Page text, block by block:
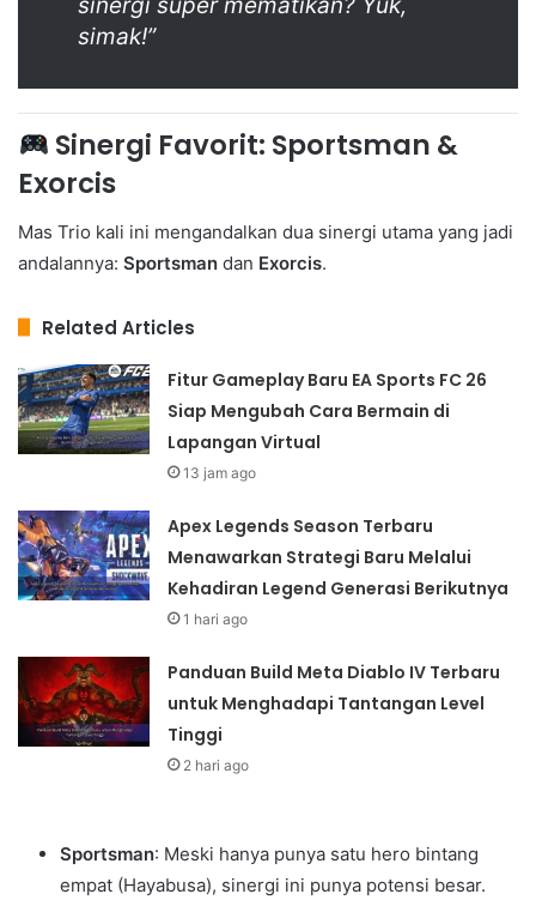
simak!”
Sinergi Favorit: Sportsman &
Exorcis
Mas Trio kali ini mengandalkan dua sinergi utama yang jadi
andalannya: Sportsman dan Exorcis.
Related Articles
Fitur Gameplay Baru EA Sports FC 26
Siap Mengubah Cara Bermain di
Lapangan Virtual
13 jam ago
Apex Legends Season Terbaru
Menawarkan Strategi Baru Melalui
Kehadiran Legend Generasi Berikutnya
1 hari ago
Panduan Build Meta Diablo IV Terbaru
untuk Menghadapi Tantangan Level
Tinggi
2 hari ago
Sportsman: Meski hanya punya satu hero bintang
empat (Hayabusa), sinergi ini punya potensi besar.